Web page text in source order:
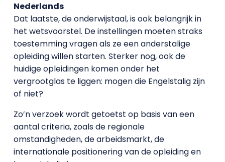
Nederlands
Dat laatste, de onderwijstaal, is ook belangrijk in
het wetsvoorstel. De instellingen moeten straks
toestemming vragen als ze een anderstalige
opleiding willen starten. Sterker nog, ook de
huidige opleidingen komen onder het
vergrootglas te liggen: mogen die Engelstalig zijn
of niet?
Zo’n verzoek wordt getoetst op basis van een
aantal criteria, zoals de regionale
omstandigheden, de arbeidsmarkt, de
internationale positionering van de opleiding en